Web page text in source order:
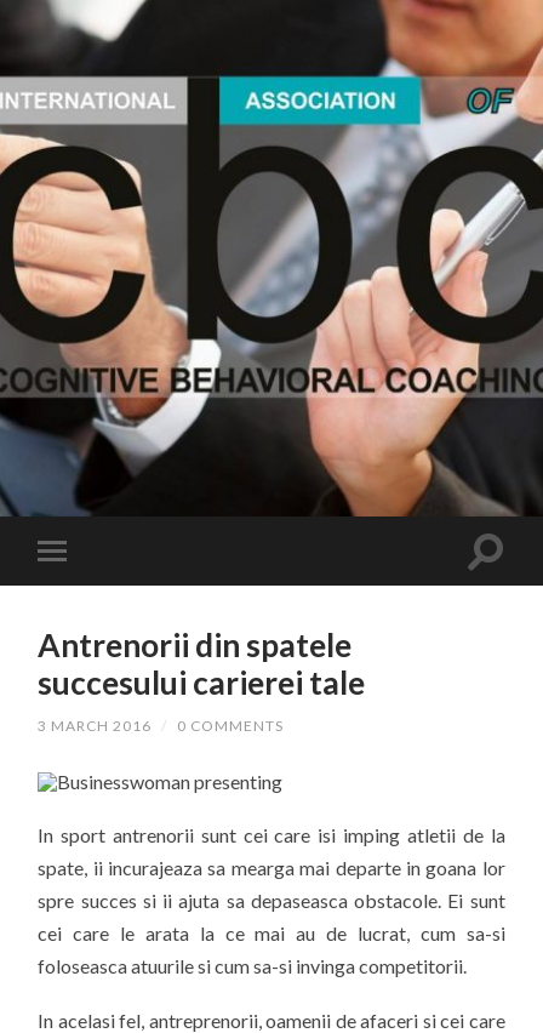
Antrenorii din spatele
succesului carierei tale
3 MARCH 2016 / 0 COMMENTS
In sport antrenorii sunt cei care isi imping atletii de la
spate, ii incurajeaza sa mearga mai departe in goana lor
spre succes si ii ajuta sa depaseasca obstacole. Ei sunt
cei care le arata la ce mai au de lucrat, cum sa-si
foloseasca atuurile si cum sa-si invinga competitorii.
In acelasi fel, antreprenorii, oamenii de afaceri si cei care